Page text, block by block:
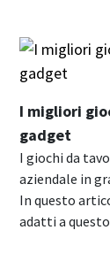
I migliori
gadget
I giochi da
aziendale in
In questo
adatti a